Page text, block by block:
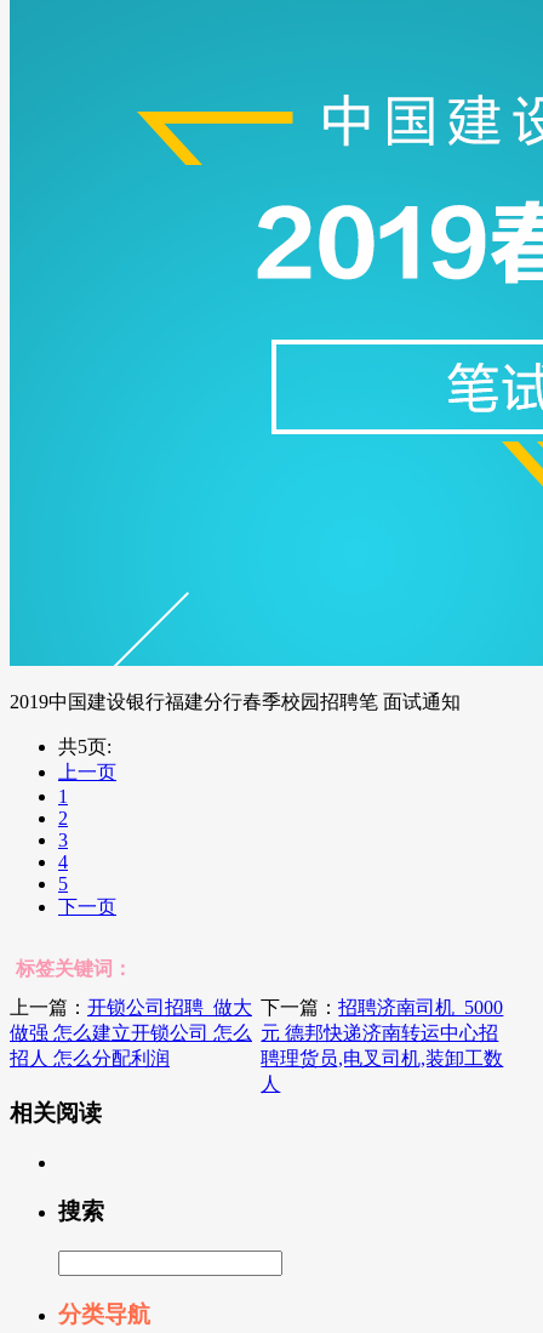
2019中国建设银行福建分行春季校园招聘笔 面试通知
共5页:
上一页
1
2
3
4
5
下一页
标签关键词：
上一篇： 开锁公司招聘_做大
做强 怎么建立开锁公司 怎么
招人 怎么分配利润
下一篇：招聘济南司机_5000
元 德邦快递济南转运中心招
聘理货员,电叉司机,装卸工数
人
相关阅读
搜索
分类导航